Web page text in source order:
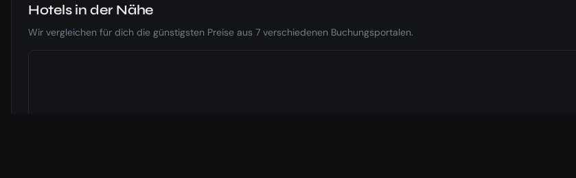
Hotels in der Nähe
Wir vergleichen für dich die günstigsten Preise aus 7 verschiedenen Buchungsportalen.